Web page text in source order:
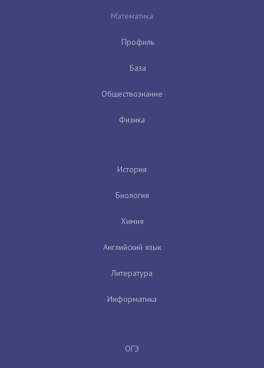
Математика
Профиль
База
Обществознание
Физика
История
Биология
Химия
Английский язык
Литература
Информатика
ОГЭ